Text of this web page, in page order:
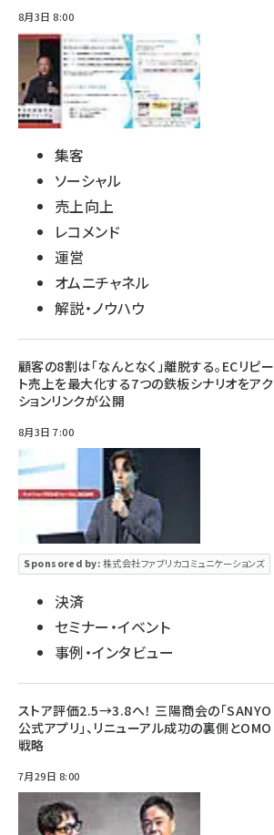
8月3日 8:00
集客
ソーシャル
売上向上
レコメンド
運営
オムニチャネル
解説・ノウハウ
顧客の8割は「なんとなく」離脱する。ECリピー
ト売上を最大化する7つの鉄板シナリオをアク
ションリンクが公開
8月3日 7:00
Sponsored by: 株式会社ファブリカコミュニケーションズ
決済
セミナー・イベント
事例・インタビュー
ストア評価2.5→3.8へ！ 三陽商会の「SANYO
公式アプリ」、リニューアル成功の裏側とOMO
戦略
7月29日 8:00